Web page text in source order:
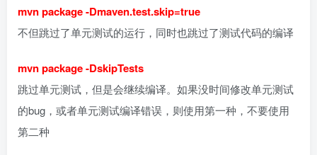
mvn package -Dmaven.test.skip=true
不但跳过了单元测试的运行，同时也跳过了测试代码的编译
mvn package -DskipTests
跳过单元测试，但是会继续编译。如果没时间修改单元测试
的bug，或者单元测试编译错误，则使用第一种，不要使用
第二种